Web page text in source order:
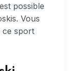
possible
Vous
ce sport